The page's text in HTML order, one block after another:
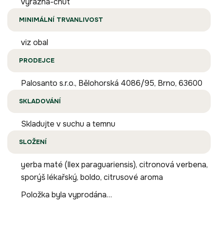
MINIMÁLNÍ TRVANLIVOST
viz obal
PRODEJCE
Palosanto s.r.o., Bělohorská 4086/95, Brno, 63600
SKLADOVÁNÍ
Skladujte v suchu a temnu
SLOŽENÍ
yerba maté (Ilex paraguariensis), citronová verbena,
sporýš lékařský, boldo, citrusové aroma
Položka byla vyprodána…